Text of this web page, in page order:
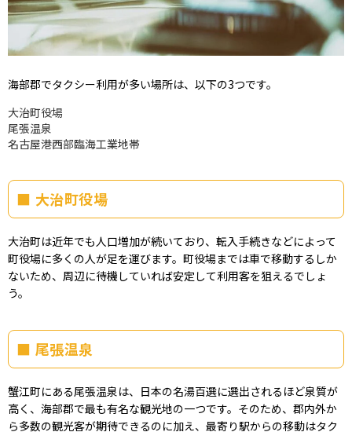
海部郡でタクシー利用が多い場所は、以下の3つです。
大治町役場
尾張温泉
名古屋港西部臨海工業地帯
大治町役場
大治町は近年でも人口増加が続いており、転入手続きなどによって
町役場に多くの人が足を運びます。町役場までは車で移動するしか
ないため、周辺に待機していれば安定して利用客を狙えるでしょ
う。
尾張温泉
蟹江町にある尾張温泉は、日本の名湯百選に選出されるほど泉質が
高く、海部郡で最も有名な観光地の一つです。そのため、郡内外か
ら多数の観光客が期待できるのに加え、最寄り駅からの移動はタク